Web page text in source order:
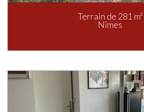
Terrain de 281 m²
Nîmes